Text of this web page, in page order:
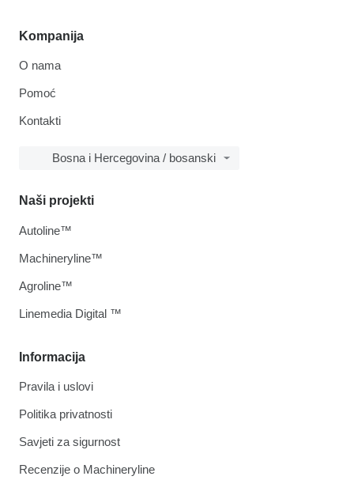
Kompanija
O nama
Pomoć
Kontakti
Bosna i Hercegovina / bosanski
Informacija
Pravila i uslovi
Politika privatnosti
Savjeti za sigurnost
Recenzije o Machineryline
Naši projekti
Autoline™
Machineryline™
Agroline™
Linemedia Digital ™